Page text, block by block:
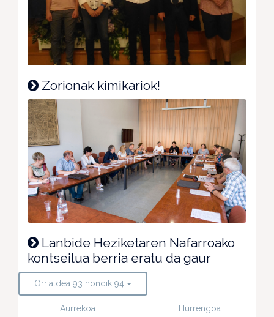
Zorionak kimikariok!
Lanbide Heziketaren Nafarroako
kontseilua berria eratu da gaur
Orrialdea 93 nondik 94
Aurrekoa Hurrengoa